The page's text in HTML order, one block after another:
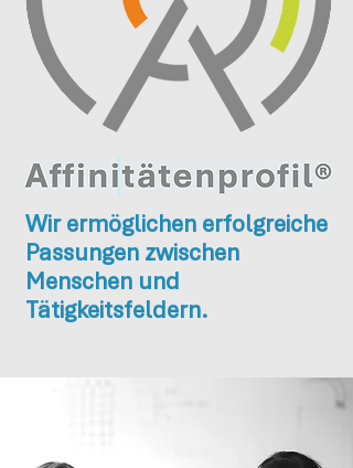
Wir ermöglichen erfolgreiche
Passungen zwischen
Menschen und
Tätigkeitsfeldern.